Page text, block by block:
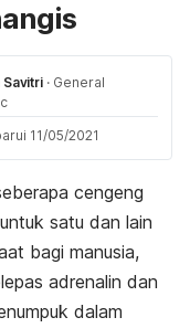
Savitri · General
11/05/2021
cengeng
satu dan lain
bagi manusia,
adrenalin dan
dalam